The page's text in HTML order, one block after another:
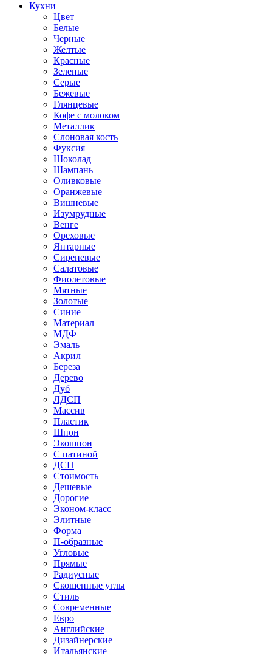
Кухни
Цвет
Белые
Черные
Желтые
Красные
Зеленые
Серые
Бежевые
Глянцевые
Кофе с молоком
Металлик
Слоновая кость
Фуксия
Шоколад
Шампань
Оливковые
Оранжевые
Вишневые
Изумрудные
Венге
Ореховые
Янтарные
Сиреневые
Салатовые
Фиолетовые
Мятные
Золотые
Синие
Материал
МДФ
Эмаль
Акрил
Береза
Дерево
Дуб
ЛДСП
Массив
Пластик
Шпон
Экошпон
С патиной
ДСП
Стоимость
Дешевые
Дорогие
Эконом-класс
Элитные
Форма
П-образные
Угловые
Прямые
Радиусные
Скошенные углы
Стиль
Современные
Евро
Английские
Дизайнерские
Итальянские